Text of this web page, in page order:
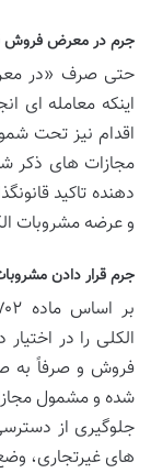
جرم در معرض فروش
حتی صرف «در
اینکه معامله ای
مجازات های ذکر
دهنده تاکید
و عرضه مشروبات
جرم قرار دادن
الکلی را در
فروش و صرفاً به
جلوگیری از
های غیرتجاری،